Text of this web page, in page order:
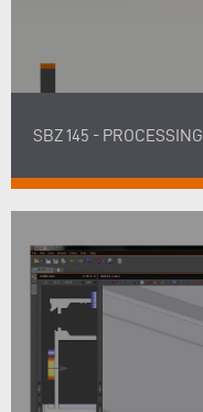
SBZ 145 - PROCESSING